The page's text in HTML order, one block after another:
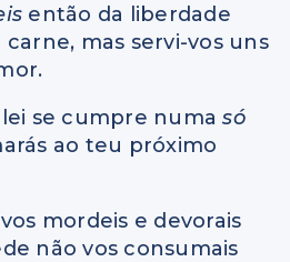
então da liberdade
carne, mas servi-vos uns
lei se cumpre numasó
ao teu próximo
mordeis e devorais
não vos consumais